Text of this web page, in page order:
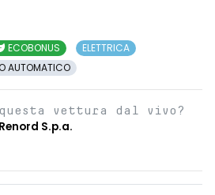
ECOBONUS
ELETTRICA
AUTOMATICO
vettura dal vivo?
Renord S.p.a.